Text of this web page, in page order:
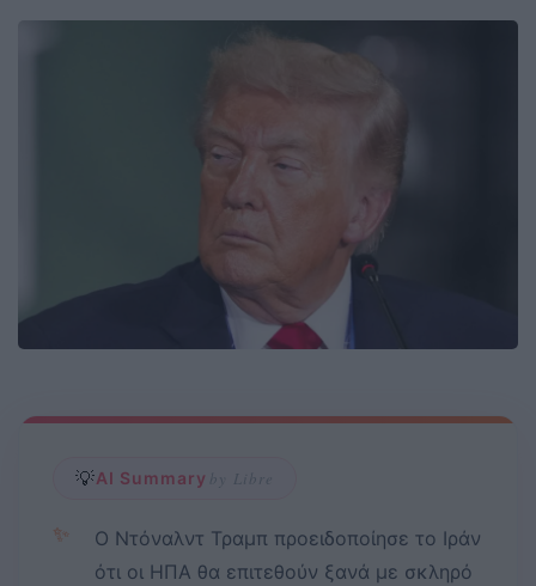
💡AI Summary by Libre
✨
Ο Ντόναλντ Τραμπ προειδοποίησε το Ιράν
ότι οι ΗΠΑ θα επιτεθούν ξανά με σκληρό